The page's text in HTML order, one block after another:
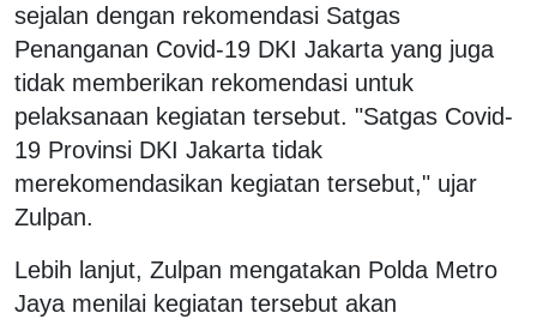
sejalan dengan rekomendasi Satgas
Penanganan Covid-19 DKI Jakarta yang juga
tidak memberikan rekomendasi untuk
pelaksanaan kegiatan tersebut. "Satgas Covid-
19 Provinsi DKI Jakarta tidak
merekomendasikan kegiatan tersebut," ujar
Zulpan.
Lebih lanjut, Zulpan mengatakan Polda Metro
Jaya menilai kegiatan tersebut akan